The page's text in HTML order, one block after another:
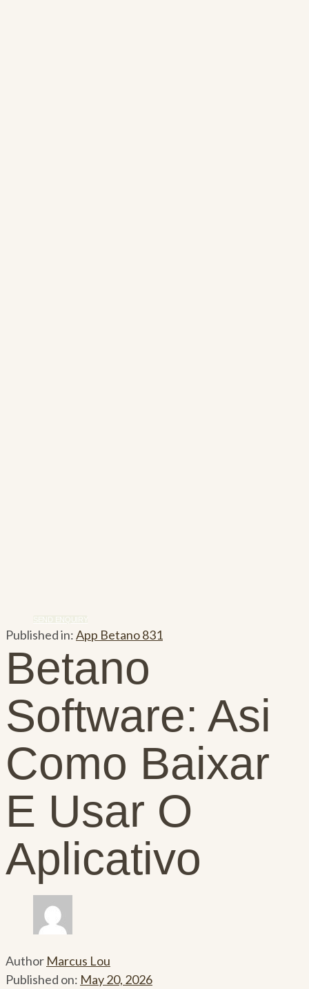
SEND ENQUIRY
Published in:App Betano 831
Betano
Software: Asi
Como Baixar
E Usar O
Aplicativo
Author Marcus Lou
Published on: May 20, 2026